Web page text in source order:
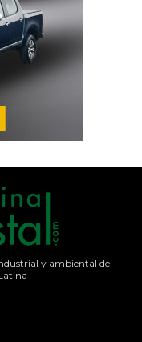
y ambiental de